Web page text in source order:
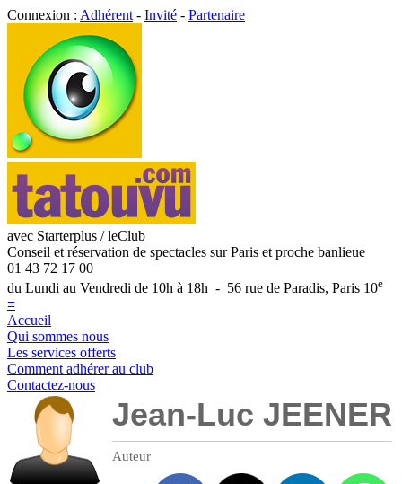
Connexion : Adhérent - Invité - Partenaire
avec Starterplus / leClub
Conseil et réservation de spectacles sur Paris et proche banlieue
01 43 72 17 00
du Lundi au Vendredi de 10h à 18h - 56 rue de Paradis, Paris 10e
≡
Accueil
Qui sommes nous
Les services offerts
Comment adhérer au club
Contactez-nous
Jean-Luc JEENER
Auteur